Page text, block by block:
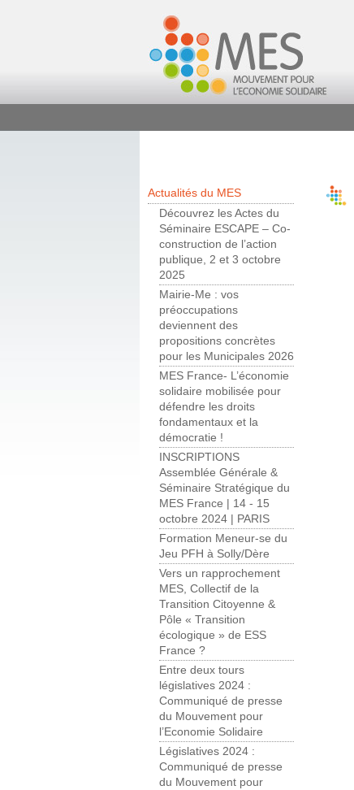
Actualités du MES
Découvrez les Actes du
Séminaire ESCAPE – Co-
construction de l’action
publique, 2 et 3 octobre
2025
Mairie-Me : vos
préoccupations
deviennent des
propositions concrètes
pour les Municipales 2026
MES France- L’économie
solidaire mobilisée pour
défendre les droits
fondamentaux et la
démocratie !
INSCRIPTIONS
Assemblée Générale &
Séminaire Stratégique du
MES France | 14 - 15
octobre 2024 | PARIS
Formation Meneur-se du
Jeu PFH à Solly/Dère
Vers un rapprochement
MES, Collectif de la
Transition Citoyenne &
Pôle « Transition
écologique » de ESS
France ?
Entre deux tours
législatives 2024 :
Communiqué de presse
du Mouvement pour
l’Economie Solidaire
Législatives 2024 :
Communiqué de presse
du Mouvement pour